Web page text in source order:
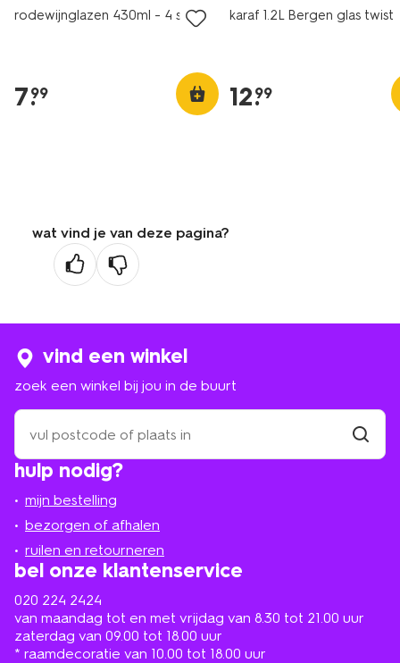
rodewijnglazen 430ml - 4 stuks
7.
99
karaf 1.2L Bergen glas twist
12.
99
wat vind je van deze pagina?
hulp nodig?
mijn bestelling
bezorgen of afhalen
ruilen en retourneren
bel onze klantenservice
020 224 2424
van maandag tot en met vrijdag van 8.30 tot 21.00 uur
zaterdag van 09.00 tot 18.00 uur
* raamdecoratie van 10.00 tot 18.00 uur
vind een winkel
zoek een winkel bij jou in de buurt
zoek
een
winkel
bij
in
de
buurt